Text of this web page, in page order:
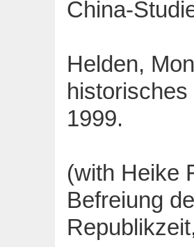
China-
Helden,
1999.
(with Heike
Befreiung